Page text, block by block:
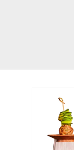
Ga direct